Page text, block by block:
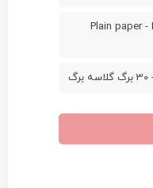
Plain paper -